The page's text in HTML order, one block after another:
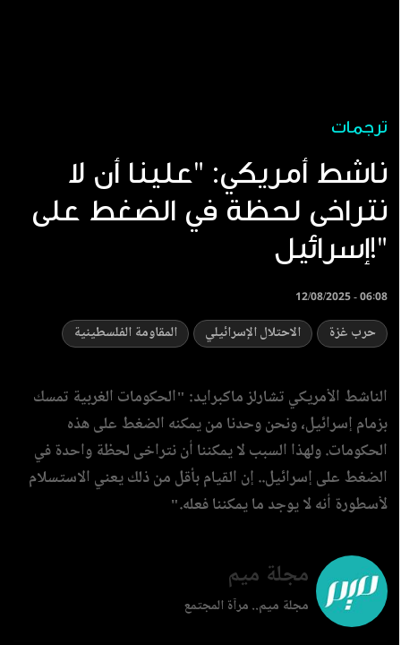
ترجمات
ناشط أمريكي: "علينا أن لا
نتراخى لحظة في الضغط على
إسرائيل!"
12/08/2025 - 06:08
حرب غزة الاحتلال الإسرائيلي المقاومة الفلسطينية
الناشط الأمريكي تشارلز ماكبرايد: "الحكومات الغربية تمسك
بزمام إسرائيل، ونحن وحدنا من يمكنه الضغط على هذه
الحكومات. ولهذا السبب لا يمكننا أن نتراخى لحظة واحدة في
الضغط على إسرائيل.. إن القيام بأقل من ذلك يعني الاستسلام
لأسطورة أنه لا يوجد ما يمكننا فعله."
مجلة ميم
مجلة ميم.. مرآة المجتمع